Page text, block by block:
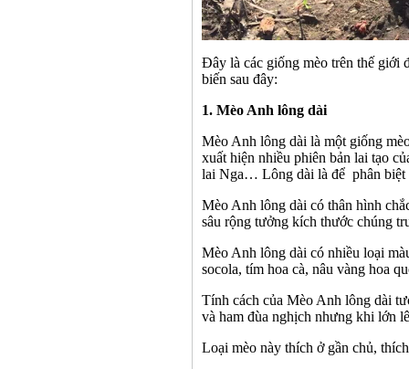
Đây là các giống mèo trên thế giới
biến sau đây:
1. Mèo Anh lông dài
Mèo Anh lông dài là một giống
xuất hiện nhiều phiên bản lai tạo
lai Nga… Lông dài là để phân
Mèo Anh lông dài có thân hình
sâu rộng tưởng kích thước chúng
Mèo Anh lông dài có nhiều loại
socola, tím hoa cà, nâu vàng hoa
Tính cách của Mèo Anh lông dài
và ham đùa nghịch nhưng khi lớn
Loại mèo này thích ở gần chủ,